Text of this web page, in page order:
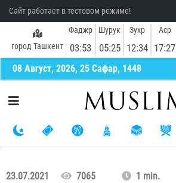
Сайт работает в тестовом режиме!
город Ташкент
Фаджр
03:53
Шурук
05:25
Зухр
12:34
Аср
17:27
08 Август, 2026, 25 Сафар, 1448
23.07.2021 7065 1 min.